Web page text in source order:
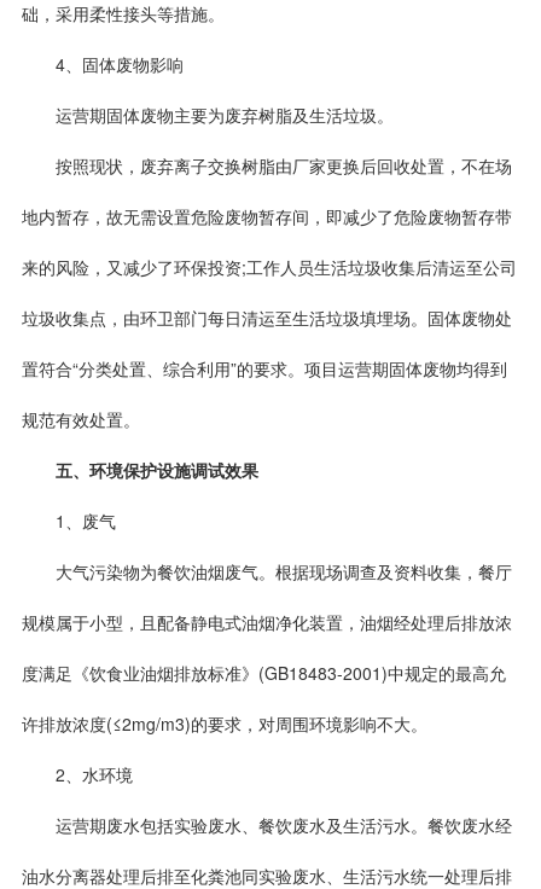
础，采用柔性接头等措施。
4、固体废物影响
运营期固体废物主要为废弃树脂及生活垃圾。
按照现状，废弃离子交换树脂由厂家更换后回收处置，不在场
地内暂存，故无需设置危险废物暂存间，即减少了危险废物暂存带
来的风险，又减少了环保投资;工作人员生活垃圾收集后清运至公司
垃圾收集点，由环卫部门每日清运至生活垃圾填埋场。固体废物处
置符合“分类处置、综合利用”的要求。项目运营期固体废物均得到
规范有效处置。
五、环境保护设施调试效果
1、废气
大气污染物为餐饮油烟废气。根据现场调查及资料收集，餐厅
规模属于小型，且配备静电式油烟净化装置，油烟经处理后排放浓
度满足《饮食业油烟排放标准》(GB18483-2001)中规定的最高允
许排放浓度(≤2mg/m3)的要求，对周围环境影响不大。
2、水环境
运营期废水包括实验废水、餐饮废水及生活污水。餐饮废水经
油水分离器处理后排至化粪池同实验废水、生活污水统一处理后排